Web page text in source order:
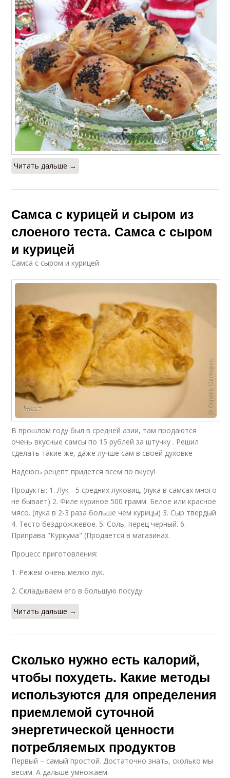
Читать дальше →
Самса с курицей и сыром из
слоеного теста. Самса с сыром
и курицей
Самса с сыром и курицей
В прошлом году был в средней азии, там продаются
очень вкусные самсы по 15 рублей за штучку . Решил
сделать такие же, даже лучше сам в своей духовке
Надеюсь рецепт придется всем по вкусу!
Продукты: 1. Лук - 5 средних луковиц. (лука в самсах много
не бывает) 2. Филе куриное 500 грамм. Белое или красное
мясо. (лука в 2-3 раза больше чем курицы) 3. Сыр твердый
4. Тесто бездрожжевое. 5. Соль, перец черный. 6.
Приправа "Куркума" (Продается в магазинах.
Процесс приготовления:
1. Режем очень мелко лук.
2. Складываем его в большую посуду.
Читать дальше →
Сколько нужно есть калорий,
чтобы похудеть. Какие методы
используются для определения
приемлемой суточной
энергетической ценности
потребляемых продуктов
Первый – самый простой. Достаточно знать, сколько мы
весим. А дальше умножаем.